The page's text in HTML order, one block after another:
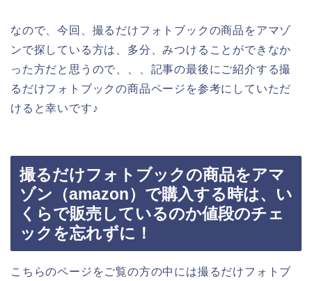
なので、今回、撮るだけフォトブックの商品をアマゾ
ンで探している方は、多分、みつけることができなか
った方だと思うので、、、記事の最後にご紹介する撮
るだけフォトブックの商品ページを参考にしていただ
けると幸いです♪
撮るだけフォトブックの商品をアマ
ゾン（amazon）で購入する時は、い
くらで販売しているのか値段のチェ
ックを忘れずに！
こちらのページをご覧の方の中には撮るだけフォトブ